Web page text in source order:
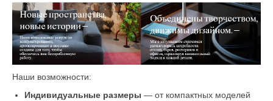
Наши возможности:
Индивидуальные размеры — от компактных моделей